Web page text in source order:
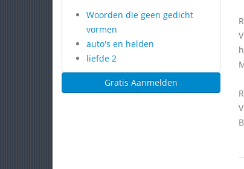
Woorden die geen gedicht
vormen
auto's en helden
liefde 2
Gratis Aanmelden